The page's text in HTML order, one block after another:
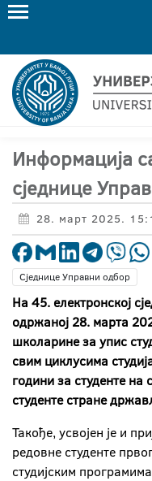
Информација
сједнице
28. март 2025.
Сједнице Управни одбор
На 45. електронској
одржаној 28. марта
школарине за упис
свим циклусима
години за студенте
студенте стране
Такође, усвојен је и
редовне студенте
студијским